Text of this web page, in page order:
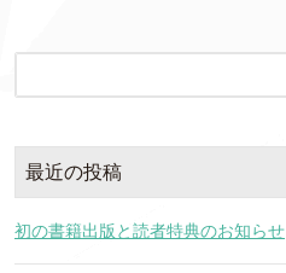
最近の投稿
初の書籍出版と読者特典のお知らせ